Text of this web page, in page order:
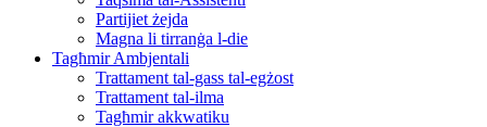
Partijiet żejda
Magna li tirranġa l-die
Tagħmir Ambjentali
Trattament tal-gass tal-egżost
Trattament tal-ilma
Tagħmir akkwatiku